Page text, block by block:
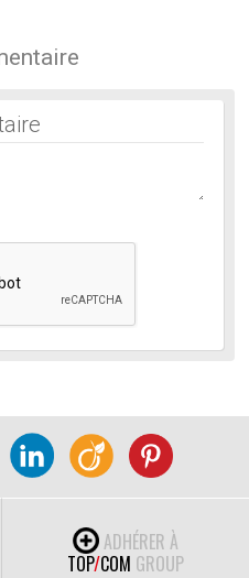
ADHÉRER À
TOP/COM GROUP